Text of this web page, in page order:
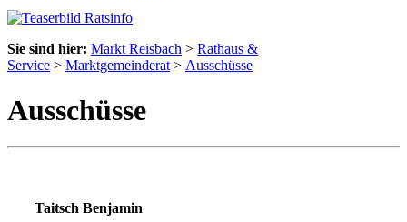
Sie sind hier: Markt Reisbach > Rathaus &
Service > Marktgemeinderat > Ausschüsse
Ausschüsse
Taitsch Benjamin